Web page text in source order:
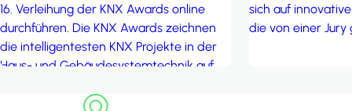
16. Verleihung der KNX Awards online
durchführen. Die KNX Awards zeichnen
die intelligentesten KNX Projekte in der
Haus- und Gebäudesystemtechnik auf
Innovation und technischen Fortschritt
sich auf
die von einer